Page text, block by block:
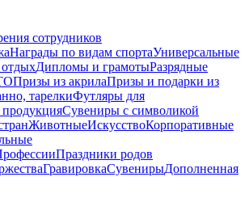
сотрудников
Награды по видам спортаУниверсальные
Дипломы и грамотыРазрядные
Призы из акрилаПризы и подарки из
тарелкиФутляры для
продукцияСувениры с символикой
ЖивотныеИскусствоКорпоративные
Праздники родов
ГравировкаСувенирыДополненная